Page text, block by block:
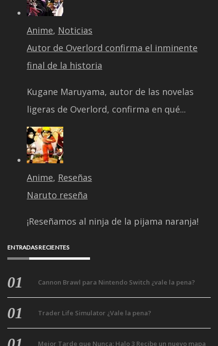
ENTRADAS RECIENTES
Cannon Brawl para Nintendo Switch ¿vale la pena?
Trader Life Simulator ¿Vale la pena?
Mejor Tarde que Nunca: Halo 3 Recibe un nuevo mapa